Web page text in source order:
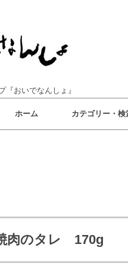
『おいでなんしょ』
ホーム カテゴリー・検
肉のタレ 170g